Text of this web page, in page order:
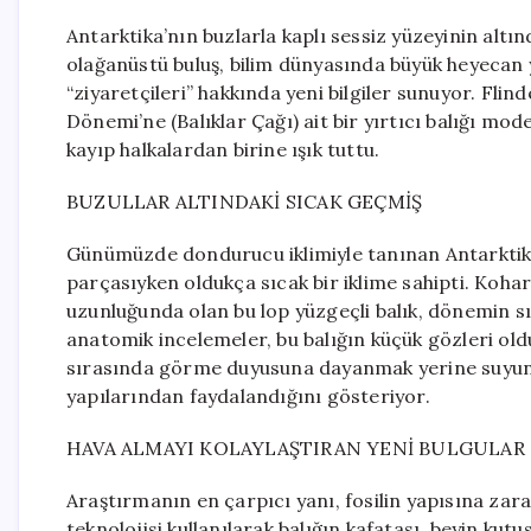
Antarktika’nın buzlarla kaplı sessiz yüzeyinin
olağanüstü buluş, bilim dünyasında büyük
“ziyaretçileri” hakkında yeni bilgiler sunuyor.
Dönemi’ne (Balıklar Çağı) ait bir yırtıcı balığı
kayıp halkalardan birine ışık tuttu.
BUZULLAR ALTINDAKİ SICAK GEÇMİŞ
Günümüzde dondurucu iklimiyle tanınan
parçasıyken oldukça sıcak bir iklime sahipti.
uzunluğunda olan bu lop yüzgeçli balık, dönemin
anatomik incelemeler, bu balığın küçük gözleri
sırasında görme duyusuna dayanmak yerine
yapılarından faydalandığını gösteriyor.
HAVA ALMAYI KOLAYLAŞTIRAN YENİ BULGULAR
Araştırmanın en çarpıcı yanı, fosilin yapısına